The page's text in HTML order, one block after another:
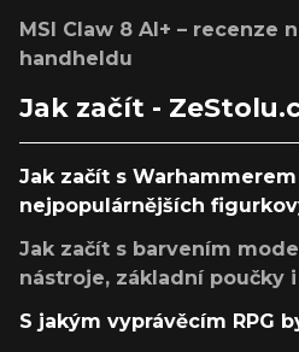
MSI Claw 8 AI+ – recenze
handheldu
Jak začít -
Jak začít s
nejpopulárnějších
Jak začít s barvením
nástroje, základní poučky
S jakým vyprávěcím RPG